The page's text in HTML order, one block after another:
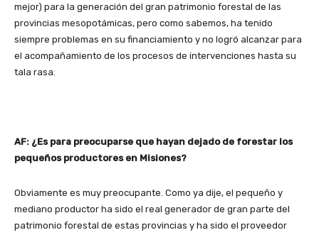
mejor) para la generación del gran patrimonio forestal de las
provincias mesopotámicas, pero como sabemos, ha tenido
siempre problemas en su financiamiento y no logró alcanzar para
el acompañamiento de los procesos de intervenciones hasta su
tala rasa.
AF: ¿Es para preocuparse que hayan dejado de forestar los
pequeños productores en Misiones?
Obviamente es muy preocupante. Como ya dije, el pequeño y
mediano productor ha sido el real generador de gran parte del
patrimonio forestal de estas provincias y ha sido el proveedor